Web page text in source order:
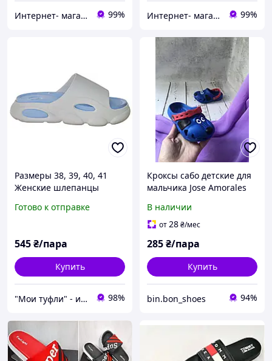
Интернет- магазин "TopMir" качественная детская обувь для всех 99% Интернет- магазин "TopMir" качественная детская обувь для всех 99%
Размеры 38, 39, 40, 41
Женские шлепанцы
на подошве танкетке из
Готово к отправке
545₴/пара
Купить
"Мои туфли" - интернет магазин обуви на все случаи жизни. 98%
Кроксы сабо детские для
мальчика Jose Amorales
В наличии
от28₴/мес
285₴/пара
Купить
bin.bon_shoes 94%